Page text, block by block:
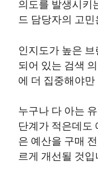
의도를 발생시키
드 담당자의 고
인지도가 높은
되어 있는 검색
에 더 집중해야
누구나 다 아는
단계가 적은데도
은 예산을 구매
르게 개선될 것입